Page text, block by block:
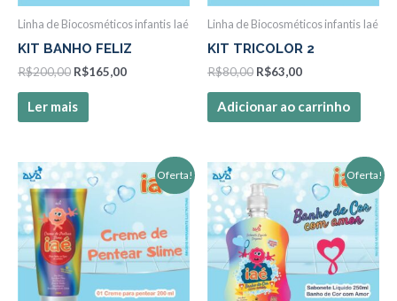
Linha de Biocosméticos infantis Iaé
KIT BANHO FELIZ
R$200,00 R$165,00
Ler mais
Linha de Biocosméticos infantis Iaé
KIT TRICOLOR 2
R$80,00 R$63,00
Adicionar ao carrinho
Oferta!
preço
original
era:
R$46,00.
preço
atual
é:
R$38,00.
Oferta!
preço
original
era:
R$42,00.
preço
atual
é:
R$39,90.